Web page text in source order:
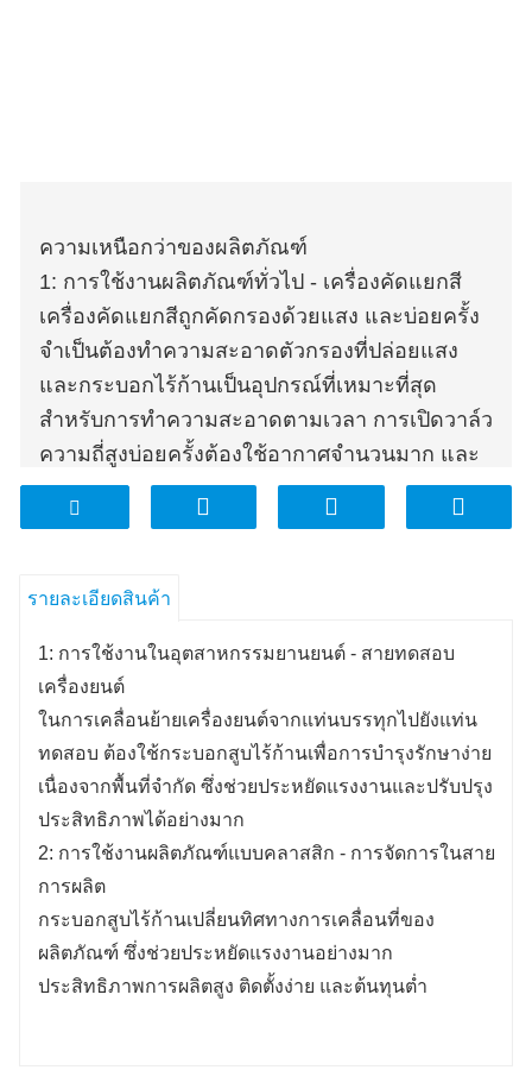
ความเหนือกว่าของผลิตภัณฑ์
1: การใช้งานผลิตภัณฑ์ทั่วไป - เครื่องคัดแยกสี
เครื่องคัดแยกสีถูกคัดกรองด้วยแสง และบ่อยครั้ง
จำเป็นต้องทำความสะอาดตัวกรองที่ปล่อยแสง
และกระบอกไร้ก้านเป็นอุปกรณ์ที่เหมาะที่สุด
สำหรับการทำความสะอาดตามเวลา การเปิดวาล์ว
ความถี่สูงบ่อยครั้งต้องใช้อากาศจำนวนมาก และ
ต้องการความสะอาดของอากาศอัดสูง Hoerbiger
นำเสนอองค์ประกอบตัวกรองสำหรับวาล์วความถี่
2: การใช้งานผลิตภัณฑ์ทั่วไป - สายพานลำเลียง
ยาสูบจะถูกถ่ายโอนจากสายการแปลไปยังสาย
พลิกโดยใช้กระบอกสูบไร้ก้านสองกระบอกที่ขนาน
กัน ประสิทธิภาพและผลผลิตเพิ่มขึ้น 50% การ
บำรุงรักษาต่ำ การควบคุมอัตโนมัติ ประหยัด
แรงงานและพื้นที่
3: การใช้งานผลิตภัณฑ์ทั่วไป - การจัดวางบนแท่น
วางสินค้าในโรงกลั่น
หยิบส่วนรองรับถังเปล่าขึ้นมาจากพื้นแล้ววางลง
บนโต๊ะบรรทุก ใช้กระบอกสูบไร้ก้านแทนกลไกการ
ยกโซ่แบบเดิม ไม่สั่นไหว วางตำแหน่งได้แม่นยำ
ใช้งานคนเดียว มีความปลอดภัยสูง บำรุงรักษา
รายละเอียดสินค้า
1: การใช้งานในอุตสาหกรรมยานยนต์ - สายทดสอบ
เครื่องยนต์
ในการเคลื่อนย้ายเครื่องยนต์จากแท่นบรรทุกไปยังแท่น
ทดสอบ ต้องใช้กระบอกสูบไร้ก้านเพื่อการบำรุงรักษาง่าย
เนื่องจากพื้นที่จำกัด ซึ่งช่วยประหยัดแรงงานและปรับปรุง
ประสิทธิภาพได้อย่างมาก
2: การใช้งานผลิตภัณฑ์แบบคลาสสิก - การจัดการในสาย
การผลิต
กระบอกสูบไร้ก้านเปลี่ยนทิศทางการเคลื่อนที่ของ
ผลิตภัณฑ์ ซึ่งช่วยประหยัดแรงงานอย่างมาก
ประสิทธิภาพการผลิตสูง ติดตั้งง่าย และต้นทุนต่ำ